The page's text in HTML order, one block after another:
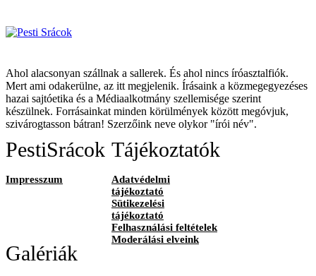
Ahol alacsonyan szállnak a sallerek. És ahol nincs íróasztalfiók.
Mert ami odakerülne, az itt megjelenik. Írásaink a közmegegyezéses
hazai sajtóetika és a Médiaalkotmány szellemisége szerint
készülnek. Forrásainkat minden körülmények között megóvjuk,
szivárogtasson bátran! Szerzőink neve olykor "írói név".
PestiSrácok
Impresszum
Tájékoztatók
Adatvédelmi
tájékoztató
Sütikezelési
tájékoztató
Felhasználási feltételek
Moderálási elveink
Galériák